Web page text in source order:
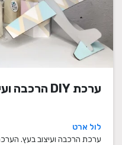
ערכת DIY הרכבה ועיצוב בעץ
לול ארט
ערכת הרכבה ועיצוב בעץ.